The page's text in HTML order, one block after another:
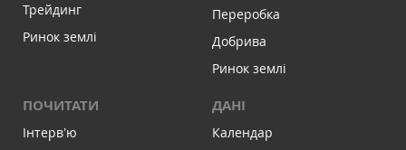
Трейдинг
Ринок землі
Переробка
Добрива
Ринок землі
ПОЧИТАТИ
Інтервʼю
ДАНІ
Календар